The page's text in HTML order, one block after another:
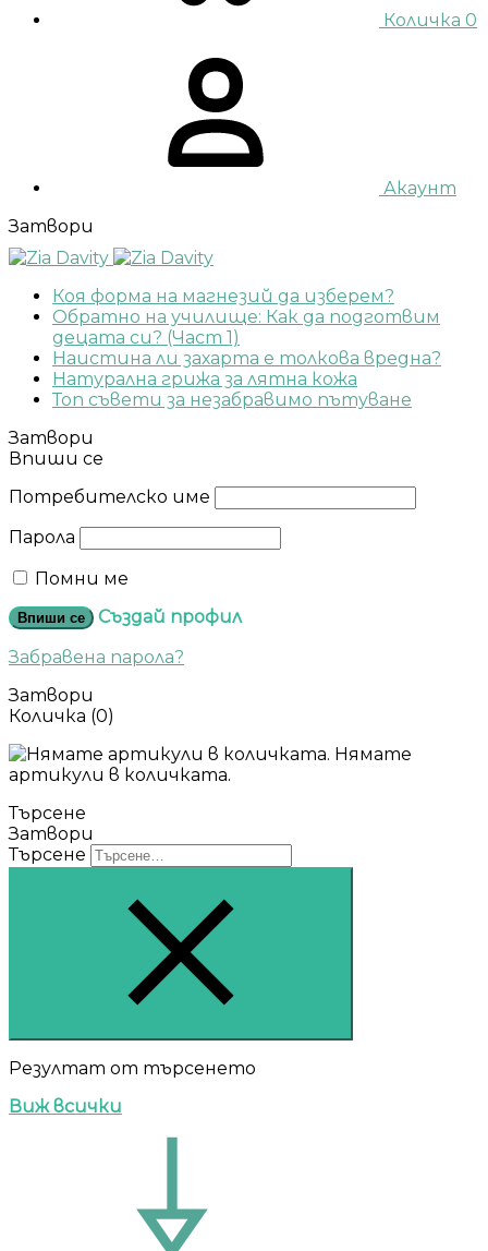
Количка 0
Акаунт
Затвори
Коя форма на магнезий да изберем?
Обратно на училище: Как да подготвим
децата си? (Част 1)
Наистина ли захарта е толкова вредна?
Натурална грижа за лятна кожа
Топ съвети за незабравимо пътуване
Затвори
Впиши се
Потребителско име
Парола
Помни ме
Впиши се
Създай профил
Забравена парола?
Затвори
Количка (0)
Нямате
артикули в количката.
Търсене
Затвори
Търсене
Резултат от търсенето
Виж всички